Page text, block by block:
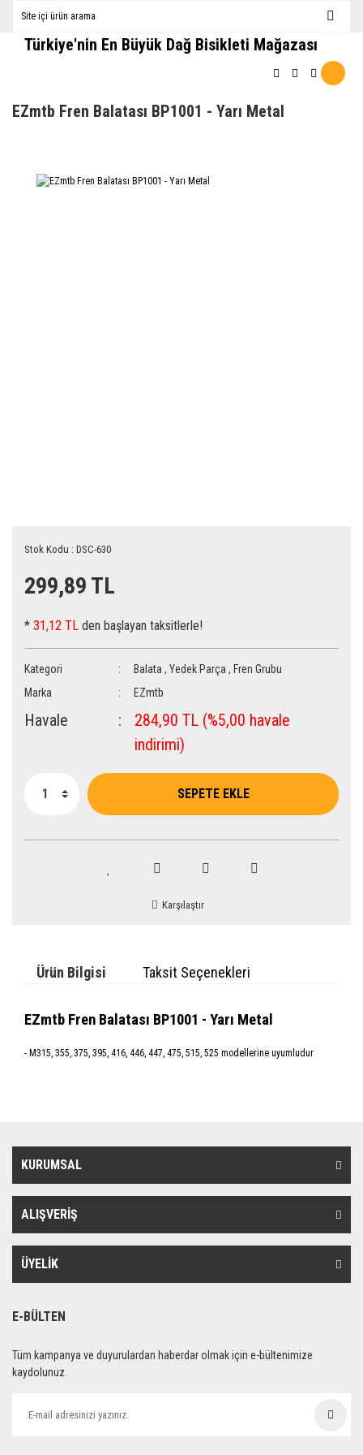
Türkiye'nin En Büyük Dağ Bisikleti Mağazası
EZmtb Fren Balatası BP1001 - Yarı Metal
Stok Kodu : DSC-630
299,89 TL
* 31,12 TL den başlayan taksitlerle!
Kategori Balata ,Yedek Parça , Fren Grubu
Marka
EZmtb
Havale
284,90 TL (%5,00 havale
indirimi)
SEPETE EKLE
Karşılaştır
Ürün Bilgisi Taksit Seçenekleri
EZmtb Fren Balatası BP1001 - Yarı Metal
- M315, 355, 375, 395, 416, 446, 447, 475, 515, 525 modellerine uyumludur
KURUMSAL
ALIŞVERİŞ
ÜYELİK
E-BÜLTEN
Tüm kampanya ve duyurulardan haberdar olmak için e-bültenimize
kaydolunuz.